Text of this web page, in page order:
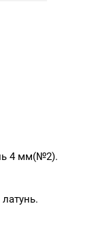
4 мм(№2).